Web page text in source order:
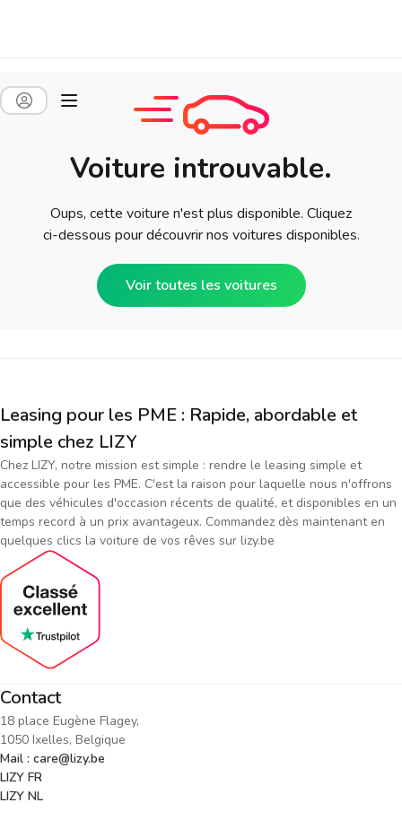
Voiture introuvable.
Oups, cette voiture n'est plus disponible. Cliquez
ci-dessous pour découvrir nos voitures disponibles.
Voir toutes les voitures
Leasing pour les PME : Rapide, abordable et
simple chez LIZY
Chez LIZY, notre mission est simple : rendre le leasing simple et
accessible pour les PME. C'est la raison pour laquelle nous n'offrons
que des véhicules d'occasion récents de qualité, et disponibles en un
temps record à un prix avantageux. Commandez dès maintenant en
quelques clics la voiture de vos rêves sur lizy.be
Contact
18 place Eugène Flagey,
1050 Ixelles, Belgique
Mail : care@lizy.be
LIZY FR
LIZY NL